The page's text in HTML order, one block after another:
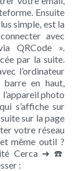
Ensuite
simple, est la
avec
QRCode ».
par la suite.
l’ordinateur
en haut,
photo
s’affiche sur
sur la page
votre réseau
même outil ?
Cerca ➜ ☎️
: